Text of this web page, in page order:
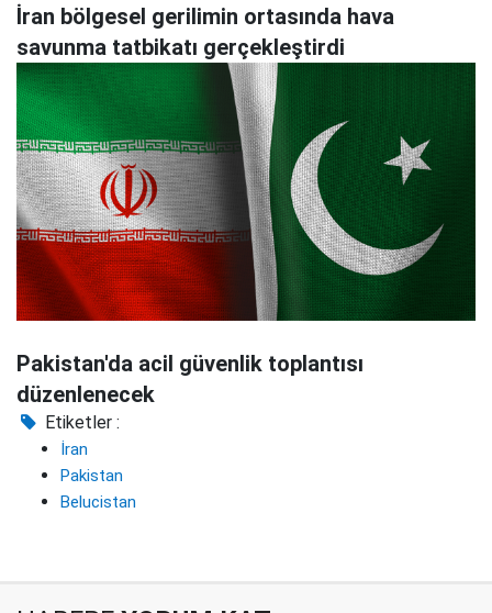
İran bölgesel gerilimin ortasında hava
savunma tatbikatı gerçekleştirdi
Pakistan'da acil güvenlik toplantısı
düzenlenecek
Etiketler :
İran
Pakistan
Belucistan